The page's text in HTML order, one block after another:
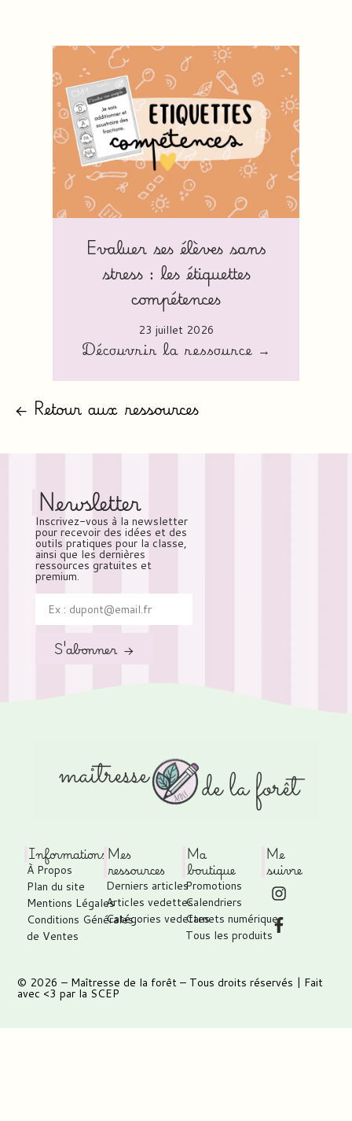
Evaluer ses élèves sans
stress : les étiquettes
compétences
23 juillet 2026
Découvrir la ressource →
← Retour aux ressources
Newsletter
Inscrivez-vous à la newsletter
pour recevoir des idées et des
outils pratiques pour la classe,
ainsi que les dernières
ressources gratuites et
premium.
S'abonner →
Informations
À Propos
Plan du site
Mentions Légales
Conditions Générales
de Ventes
Mes
ressources
Derniers articles
Articles vedettes
Catégories vedettes
Ma
boutique
Promotions
Calendriers
Carnets numérique
Tous les produits
Me
suivre
© 2026 – Maîtresse de la forêt – Tous droits réservés | Fait
avec <3 par la SCEP